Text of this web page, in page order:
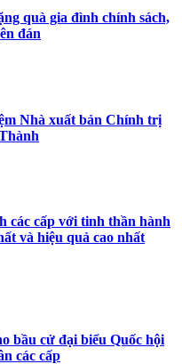
quà gia đình chính sách,
đán
Nhà xuất bản Chính trị
các cấp với tinh thần hành
và hiệu quả cao nhất
bầu cử đại biểu Quốc hội
các cấp